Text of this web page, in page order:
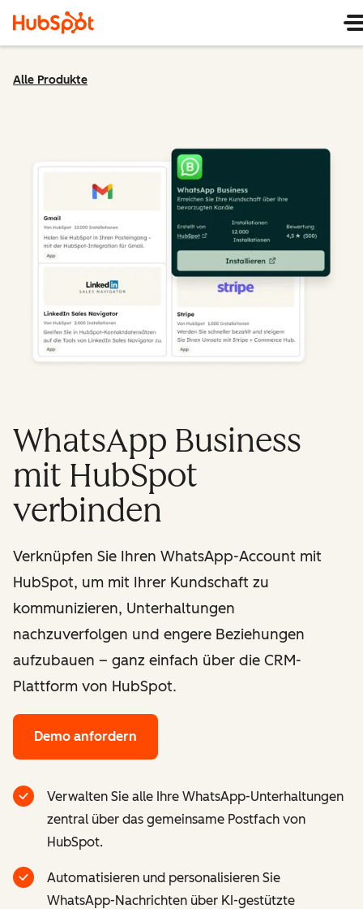
Alle Produkte
WhatsApp Business
mit HubSpot
verbinden
Verknüpfen Sie Ihren WhatsApp-Account mit
HubSpot, um mit Ihrer Kundschaft zu
kommunizieren, Unterhaltungen
nachzuverfolgen und engere Beziehungen
aufzubauen – ganz einfach über die CRM-
Plattform von HubSpot.
Demo anfordern
Verwalten Sie alle Ihre WhatsApp-Unterhaltungen
zentral über das gemeinsame Postfach von
HubSpot.
Automatisieren und personalisieren Sie
WhatsApp-Nachrichten über KI-gestützte